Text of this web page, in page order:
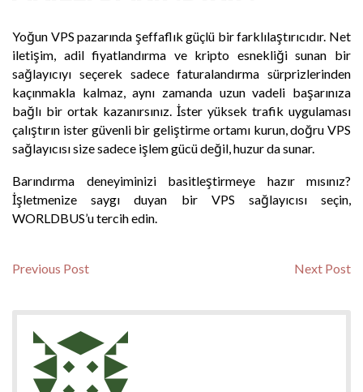
Yoğun VPS pazarında şeffaflık güçlü bir farklılaştırıcıdır. Net
iletişim, adil fiyatlandırma ve kripto esnekliği sunan bir
sağlayıcıyı seçerek sadece faturalandırma sürprizlerinden
kaçınmakla kalmaz, aynı zamanda uzun vadeli başarınıza
bağlı bir ortak kazanırsınız. İster yüksek trafik uygulaması
çalıştırın ister güvenli bir geliştirme ortamı kurun, doğru VPS
sağlayıcısı size sadece işlem gücü değil, huzur da sunar.
Barındırma deneyiminizi basitleştirmeye hazır mısınız?
İşletmenize saygı duyan bir VPS sağlayıcısı seçin,
WORLDBUS’u tercih edin.
Yazı
Previous PostPrevious
Next Post